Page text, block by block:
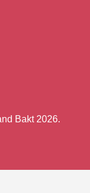
Bakt 2026.